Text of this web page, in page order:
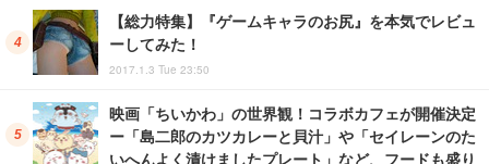
【総力特集】『ゲームキャラのお尻』を本気でレビュ
ーしてみた！
2017.1.3 Tue 23:50
映画「ちいかわ」の世界観！コラボカフェが開催決定
ー「島二郎のカツカレーと貝汁」や「セイレーンのた
いへんよく漬けましたプレート」など、フードも盛り